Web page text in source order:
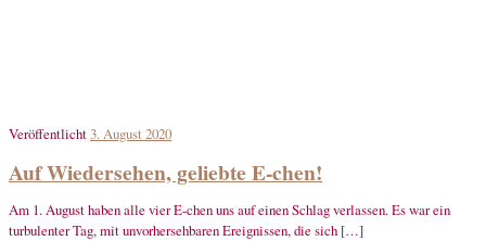
Veröffentlicht3. August 2020
Auf Wiedersehen, geliebte E-chen!
Am 1. August haben alle vier E-chen uns auf einen Schlag verlassen. Es war ein
turbulenter Tag, mit unvorhersehbaren Ereignissen, die sich […]